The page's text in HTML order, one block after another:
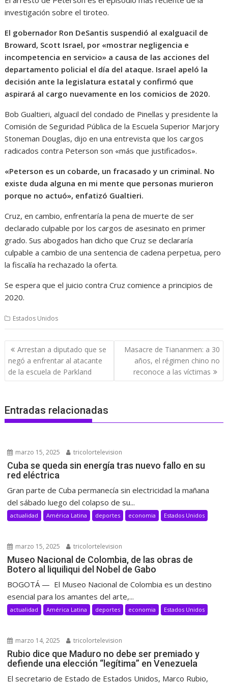
investigación sobre el tiroteo.
El gobernador Ron DeSantis suspendió al exalguacil de
Broward, Scott Israel, por «mostrar negligencia e
incompetencia en servicio» a causa de las acciones del
departamento policial el día del ataque. Israel apeló la
decisión ante la legislatura estatal y confirmó que
aspirará al cargo nuevamente en los comicios de 2020.
Bob Gualtieri, alguacil del condado de Pinellas y presidente la
Comisión de Seguridad Pública de la Escuela Superior Marjory
Stoneman Douglas, dijo en una entrevista que los cargos
radicados contra Peterson son «más que justificados».
«Peterson es un cobarde, un fracasado y un criminal. No
existe duda alguna en mi mente que personas murieron
porque no actuó», enfatizó Gualtieri.
Cruz, en cambio, enfrentaría la pena de muerte de ser
declarado culpable por los cargos de asesinato en primer
grado. Sus abogados han dicho que Cruz se declararía
culpable a cambio de una sentencia de cadena perpetua, pero
la fiscalía ha rechazado la oferta.
Se espera que el juicio contra Cruz comience a principios de
2020.
Estados Unidos
Navegación
de
entradas
Arrestan a diputado que se
negó a enfrentar al atacante
de la escuela de Parkland
Masacre de Tiananmen: a 30
años, el régimen chino no
reconoce a las víctimas
Entradas relacionadas
marzo 15, 2025 tricolortelevision
Cuba se queda sin energía tras nuevo fallo en su
red eléctrica
Gran parte de Cuba permanecía sin electricidad la mañana
del sábado luego del colapso de su...
actualidad América Latina deportes economia Estados Unidos
marzo 15, 2025 tricolortelevision
Museo Nacional de Colombia, de las obras de
Botero al liquiliqui del Nobel de Gabo
BOGOTÁ — El Museo Nacional de Colombia es un destino
esencial para los amantes del arte,...
actualidad América Latina deportes economia Estados Unidos
marzo 14, 2025 tricolortelevision
Rubio dice que Maduro no debe ser premiado y
defiende una elección “legítima” en Venezuela
El secretario de Estado de Estados Unidos, Marco Rubio,